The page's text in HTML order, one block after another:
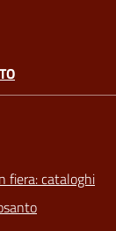
fiera: cataloghi